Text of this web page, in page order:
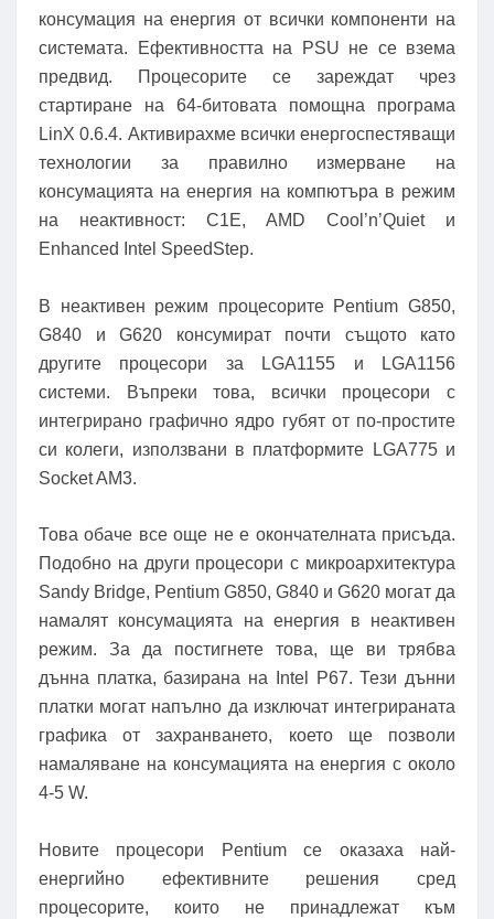
консумация на енергия от всички компоненти на
системата. Ефективността на PSU не се взема
предвид. Процесорите се зареждат чрез
стартиране на 64-битовата помощна програма
LinX 0.6.4. Активирахме всички енергоспестяващи
технологии за правилно измерване на
консумацията на енергия на компютъра в режим
на неактивност: C1E, AMD Cool’n’Quiet и
Enhanced Intel SpeedStep.
В неактивен режим процесорите Pentium G850,
G840 и G620 консумират почти същото като
другите процесори за LGA1155 и LGA1156
системи. Въпреки това, всички процесори с
интегрирано графично ядро ​​губят от по-простите
си колеги, използвани в платформите LGA775 и
Socket AM3.
Това обаче все още не е окончателната присъда.
Подобно на други процесори с микроархитектура
Sandy Bridge, Pentium G850, G840 и G620 могат да
намалят консумацията на енергия в неактивен
режим. За да постигнете това, ще ви трябва
дънна платка, базирана на Intel P67. Тези дънни
платки могат напълно да изключат интегрираната
графика от захранването, което ще позволи
намаляване на консумацията на енергия с около
4-5 W.
Новите процесори Pentium се оказаха най-
енергийно ефективните решения сред
процесорите, които не принадлежат към